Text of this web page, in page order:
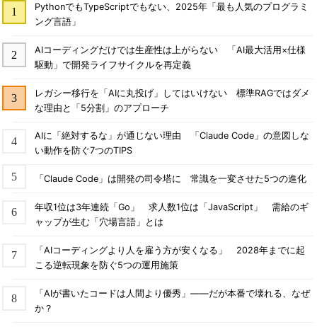
PythonでもTypeScriptでもない、2025年「最も人気のプログラミ
ング言語」
AIコーディングだけでは生産性は上がらない 「AI最大活用×仕様
駆動」で開発ライフサイクルを再定義
レガシー移行を「AIに丸投げ」してはいけない 標準RAGではダメ
な理由と「5分割」のアプローチ
AIに「絶対するな」が通じない理由 「Claude Code」の意図しな
い動作を防ぐ7つのTIPS
「Claude Code」は開発の司令塔に 常識を一変させた5つの進化
年収1位は3年連続「Go」 求人数1位は「JavaScript」 需給のギ
ャップが生む「穴場言語」とは
「AIコーディングより人を雇う方が安くなる」 2028年までに起
こる逆転現象を防ぐ5つの運用施策
「AIが書いたコードは人間より優秀」――だが本番で壊れる、なぜ
か？